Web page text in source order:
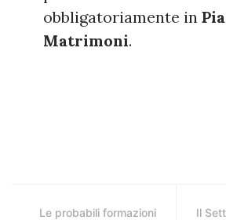
obbligatoriamente in
Matrimoni.
Le probabili formazioni
Il